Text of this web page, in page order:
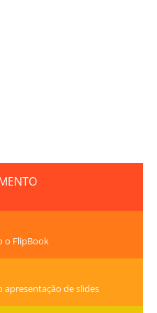
o FlipBook
de slides